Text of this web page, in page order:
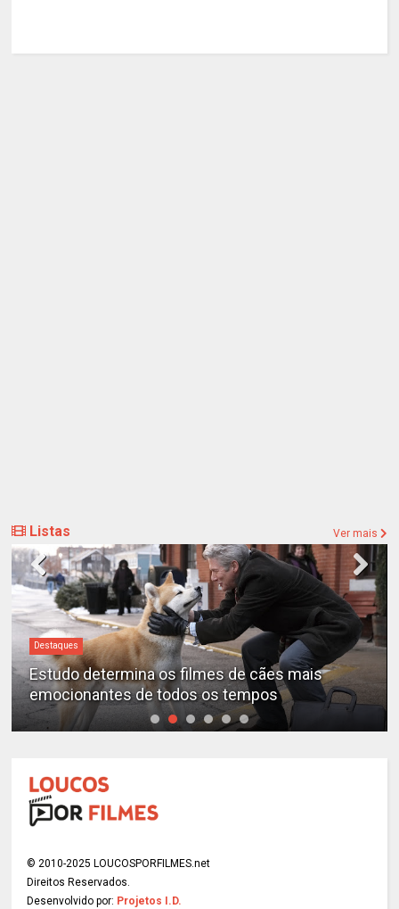
Listas Ver mais
Destaques
Estudo determina os filmes de cães mais
emocionantes de todos os tempos
© 2010-2025 LOUCOSPORFILMES.net
Direitos Reservados.
Desenvolvido por: Projetos I.D.